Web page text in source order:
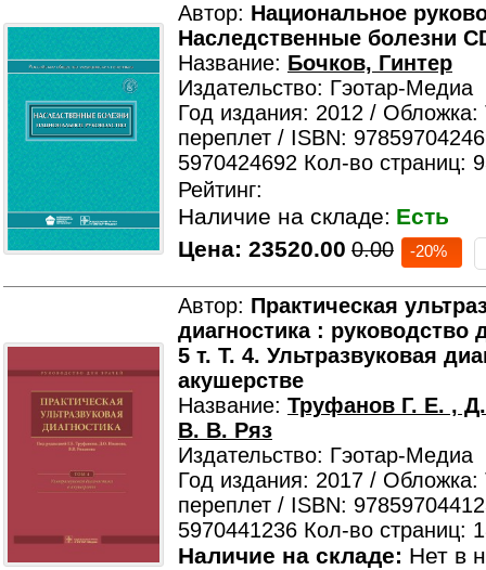
Автор: Национальное
Наследственные болезни
Название: Бочков, Гинтер
Издательство: Гэотар-Медиа
Год издания: 2012 /
переплет / ISBN:
5970424692 Кол-во страниц:
Рейтинг:
Наличие на складе: Есть
Цена: 23520.00 0.00 -20%
Автор: Практическая
диагностика : руководство
5 т. Т. 4. Ультразвуковая
акушерстве
Название: Труфанов Г. Е. ,
В. В. Ряз
Издательство: Гэотар-Медиа
Год издания: 2017 /
переплет / ISBN:
5970441236 Кол-во страниц:
Наличие на складе: Нет в